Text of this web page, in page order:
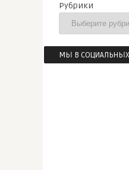
Рубрики
МЫ В СОЦИАЛЬНЫХ